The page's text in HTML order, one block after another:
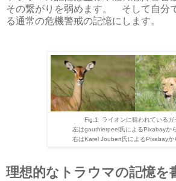
その繋がりを弱めます。 そして自分
る通常の危機警戒の記憶にします。
Fig.1 ライオンに狙われているガ
左はgauthierpeel氏によるPixabayか
右はKarel Joubert氏によるPixabayか
理想的なトラウマの記憶を